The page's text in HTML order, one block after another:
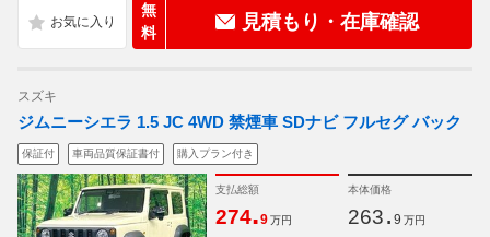
無
料
見積もり・在庫確認
スズキ
ジムニーシエラ 1.5 JC 4WD 禁煙車 SDナビ フルセグ バック
保証付 車両品質保証書付 購入プラン付き
支払総額
274.9 万円
本体価格
263. 9 万円